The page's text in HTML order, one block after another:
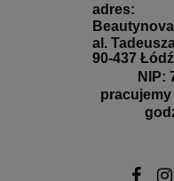
adres:
al.
90-437 Łódź
NIP: